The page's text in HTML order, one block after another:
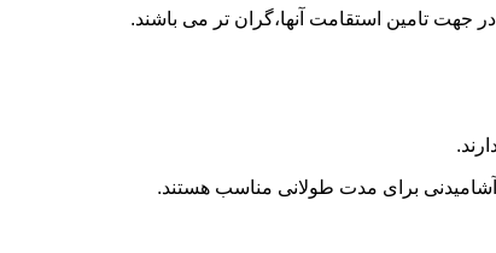
جهت تامین استقامت آنها،گران تر می باشند.
آشامیدنی برای مدت طولانی مناسب هستند.